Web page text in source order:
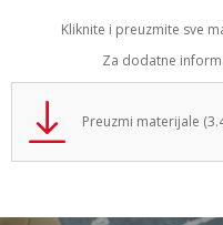
Kliknite i preuzmite sve
Za dodatne
Preuzmi materijale